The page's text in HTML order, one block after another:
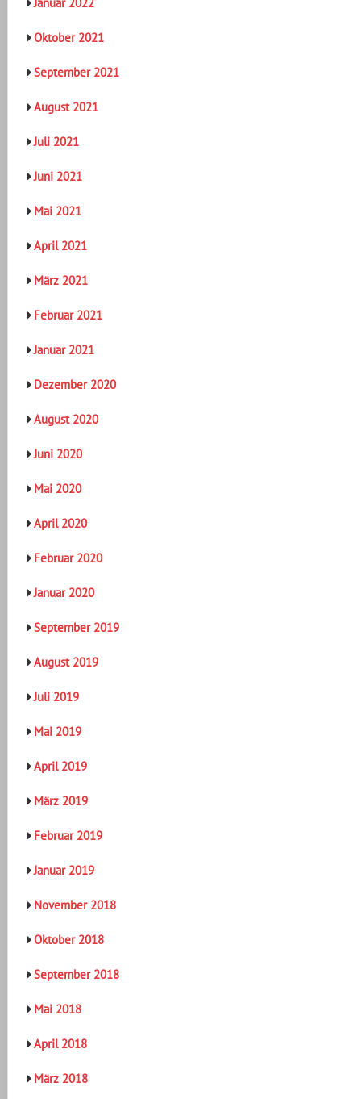
Januar 2022
Oktober 2021
September 2021
August 2021
Juli 2021
Juni 2021
Mai 2021
April 2021
März 2021
Februar 2021
Januar 2021
Dezember 2020
August 2020
Juni 2020
Mai 2020
April 2020
Februar 2020
Januar 2020
September 2019
August 2019
Juli 2019
Mai 2019
April 2019
März 2019
Februar 2019
Januar 2019
November 2018
Oktober 2018
September 2018
Mai 2018
April 2018
März 2018